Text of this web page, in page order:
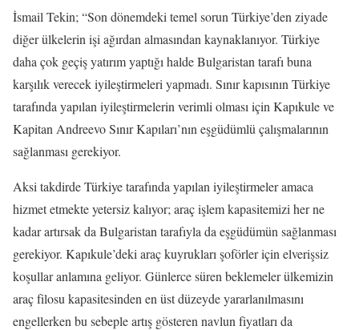
İsmail Tekin; “Son dönemdeki temel sorun Türkiye’den ziyade
diğer ülkelerin işi ağırdan almasından kaynaklanıyor. Türkiye
daha çok geçiş yatırım yaptığı halde Bulgaristan tarafı buna
karşılık verecek iyileştirmeleri yapmadı. Sınır kapısının Türkiye
tarafında yapılan iyileştirmelerin verimli olması için Kapıkule ve
Kapitan Andreevo Sınır Kapıları’nın eşgüdümlü çalışmalarının
sağlanması gerekiyor.
Aksi takdirde Türkiye tarafında yapılan iyileştirmeler amaca
hizmet etmekte yetersiz kalıyor; araç işlem kapasitemizi her ne
kadar artırsak da Bulgaristan tarafıyla da eşgüdümün sağlanması
gerekiyor. Kapıkule’deki araç kuyrukları şoförler için elverişsiz
koşullar anlamına geliyor. Günlerce süren beklemeler ülkemizin
araç filosu kapasitesinden en üst düzeyde yararlanılmasını
engellerken bu sebeple artış gösteren navlun fiyatları da